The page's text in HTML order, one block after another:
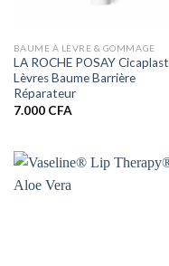
BAUME À LÈVRE & GOMMAGE
LA ROCHE POSAY Cicaplast
Lèvres Baume Barrière
Réparateur
7.000 CFA